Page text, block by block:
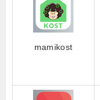
mamikost